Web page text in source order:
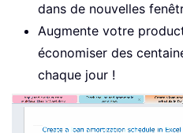
dans de nouvelles
Augmente votre
économiser des
chaque jour !